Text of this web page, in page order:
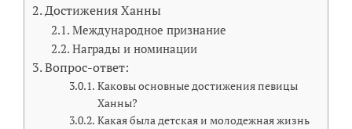
Достижения Ханны
Международное признание
Награды и номинации
Вопрос-ответ:
Каковы основные достижения певицы
Ханны?
Какая была детская и молодежная жизнь